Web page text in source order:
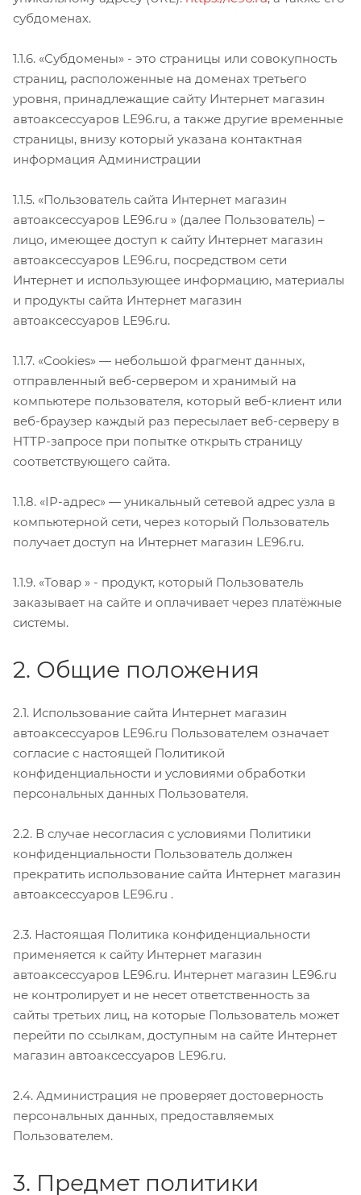
субдоменах.
1.1.6. «Субдомены» - это страницы или совокупность
страниц, расположенные на доменах третьего
уровня, принадлежащие сайту Интернет магазин
автоаксессуаров LE96.ru, а также другие временные
страницы, внизу который указана контактная
информация Администрации
1.1.5. «Пользователь сайта Интернет магазин
автоаксессуаров LE96.ru » (далее Пользователь) –
лицо, имеющее доступ к сайту Интернет магазин
автоаксессуаров LE96.ru, посредством сети
Интернет и использующее информацию, материалы
и продукты сайта Интернет магазин
автоаксессуаров LE96.ru.
1.1.7. «Cookies» — небольшой фрагмент данных,
отправленный веб-сервером и хранимый на
компьютере пользователя, который веб-клиент или
веб-браузер каждый раз пересылает веб-серверу в
HTTP-запросе при попытке открыть страницу
соответствующего сайта.
1.1.8. «IP-адрес» — уникальный сетевой адрес узла в
компьютерной сети, через который Пользователь
получает доступ на Интернет магазин LE96.ru.
1.1.9. «Товар » - продукт, который Пользователь
заказывает на сайте и оплачивает через платёжные
системы.
2. Общие положения
2.1. Использование сайта Интернет магазин
автоаксессуаров LE96.ru Пользователем означает
согласие с настоящей Политикой
конфиденциальности и условиями обработки
персональных данных Пользователя.
2.2. В случае несогласия с условиями Политики
конфиденциальности Пользователь должен
прекратить использование сайта Интернет магазин
автоаксессуаров LE96.ru .
2.3. Настоящая Политика конфиденциальности
применяется к сайту Интернет магазин
автоаксессуаров LE96.ru. Интернет магазин LE96.ru
не контролирует и не несет ответственность за
сайты третьих лиц, на которые Пользователь может
перейти по ссылкам, доступным на сайте Интернет
магазин автоаксессуаров LE96.ru.
2.4. Администрация не проверяет достоверность
персональных данных, предоставляемых
Пользователем.
3. Предмет политики